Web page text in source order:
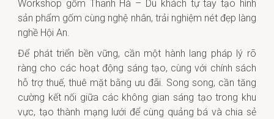
Workshop gốm Thanh Hà – Du khách tự tay tạo hình
sản phẩm gốm cùng nghệ nhân, trải nghiệm nét đẹp làng
nghề Hội An.
Để phát triển bền vững, cần một hành lang pháp lý rõ
ràng cho các hoạt động sáng tạo, cùng với chính sách
hỗ trợ thuế, thuê mặt bằng ưu đãi. Song song, cần tăng
cường kết nối giữa các không gian sáng tạo trong khu
vực, tạo thành mạng lưới để cùng quảng bá và chia sẻ